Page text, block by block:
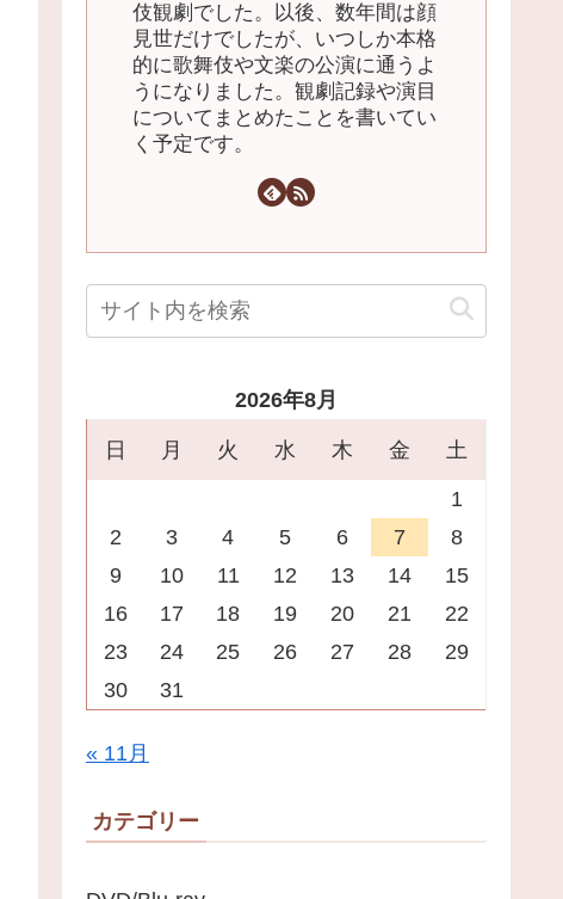
伎観劇でした。以後、数年間は顔
見世だけでしたが、いつしか本格
的に歌舞伎や文楽の公演に通うよ
うになりました。観劇記録や演目
についてまとめたことを書いてい
く予定です。
2026年8月
日 月 火 水 木 金 土
1
2
3 4 5 6 7
8
9
10 11 12 13 14
15
16
17 18 19 20 21
22
23
24 25 26 27 28
29
30
31
« 11月
カテゴリー